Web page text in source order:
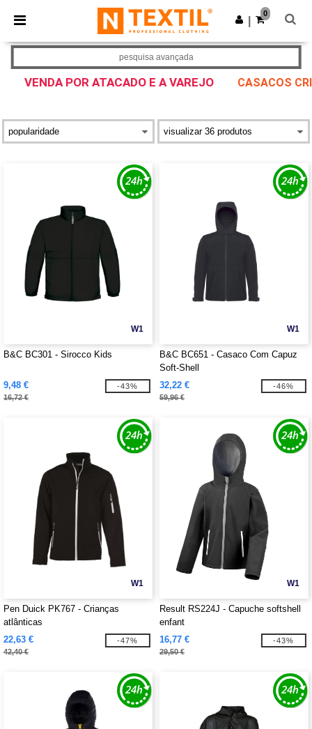
× App Ntextil
Melhores preços na app!
Obter app
0
VENDA POR ATACADO E A VAREJO CASACOS
pesquisa avançada
W1
B&C BC301 - Sirocco Kids
9,48 €
16,72 €
-43%
W1
B&C BC651 - Casaco Com Capuz
Soft-Shell
32,22 €
59,96 €
-46%
W1
Pen Duick PK767 - Crianças
atlânticas
22,63 €
42,40 €
-47%
W1
Result RS224J - Capuche softshell
enfant
16,77 €
29,50 €
-43%